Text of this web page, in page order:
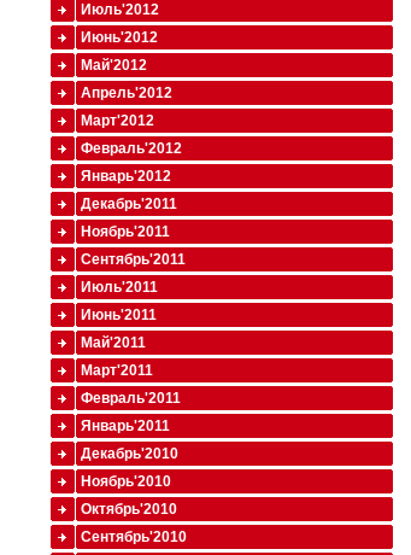
Июль'2012
Июнь'2012
Май'2012
Апрель'2012
Март'2012
Февраль'2012
Январь'2012
Декабрь'2011
Ноябрь'2011
Сентябрь'2011
Июль'2011
Июнь'2011
Май'2011
Март'2011
Февраль'2011
Январь'2011
Декабрь'2010
Ноябрь'2010
Октябрь'2010
Сентябрь'2010